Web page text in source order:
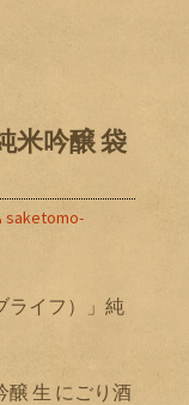
米吟醸 袋
saketomo-
ライフ）」純
醸 生 にごり酒